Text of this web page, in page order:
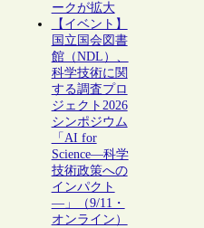
ークが拡大
【イベント】
国立国会図書
館（NDL）、
科学技術に関
する調査プロ
ジェクト2026
シンポジウム
「AI for
Science―科学
技術政策への
インパクト
―」（9/11・
オンライン）